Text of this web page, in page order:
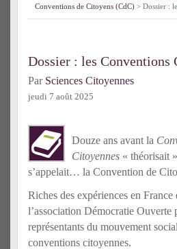
Conventions de Citoyens (CdC) > Dossier :
Dossier : les Conventions
Par Sciences Citoyennes
jeudi 7 août 2025
Douze ans avant la
Citoyennes « théorisait
s’appelait… la Convention de
Riches des expériences en
l’association Démocratie
représentants du mouvement
conventions citoyennes.